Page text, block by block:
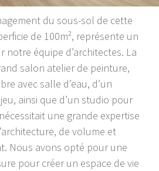
du sous-sol de cette
de 100m², représente un
notre équipe d’architectes. La
salon atelier de peinture,
avec salle d’eau, d’un
ainsi que d’un studio pour
une grande expertise
de volume et
Nous avons opté pour une
pour créer un espace de vie